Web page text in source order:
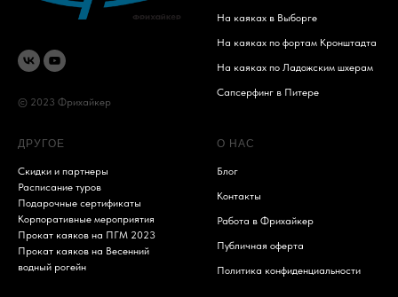
© 2023 Фрихайкер
На каяках в Выборге
На каяках по фортам Кронштадта
На каяках по Ладожским шхерам
Сапсерфинг в Питере
ДРУГОЕ
Скидки и партнеры
Расписание туров
Подарочные сертификаты
Корпоративные мероприятия
Прокат каяков на ПГМ 2023
Прокат каяков на Весенний
водный рогейн
О НАС
Блог
Контакты
Работа в Фрихайкер
Публичная оферта
Политика конфиденциальности